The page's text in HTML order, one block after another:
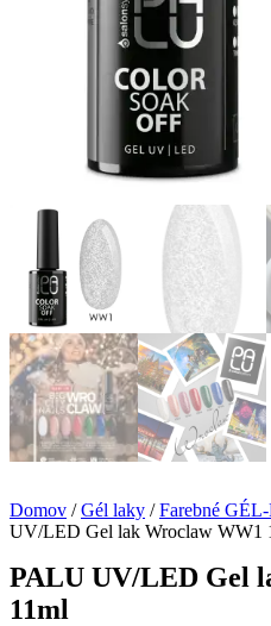
Domov /Gél laky /Farebné
UV/LED Gel lak Wroclaw WW1
PALU UV/LED Gel
11ml